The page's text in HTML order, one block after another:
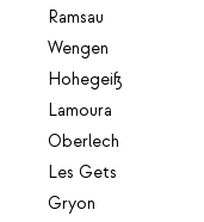
Ramsau
Wengen
Hohegeiß
Lamoura
Oberlech
Les Gets
Gryon